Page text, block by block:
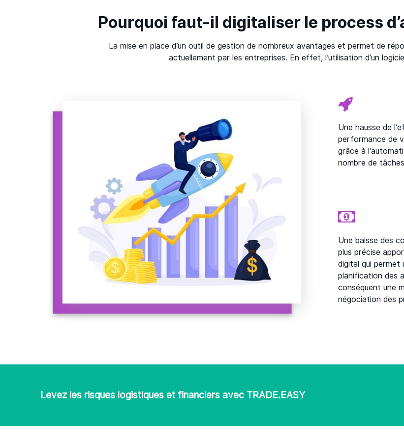
Pourquoi faut-il digitaliser le process
La mise en place d’un outil de gestion de nombreux avantages et permet de
actuellement par les entreprises. En effet, l’utilisation d’un
Une hausse de
performance de
grâce à
nombre de tâches
Une baisse des
plus précise
digital qui permet
planification des
conséquent une
négociation des
Levez les risques logistiques et financiers avec TRADE.EASY